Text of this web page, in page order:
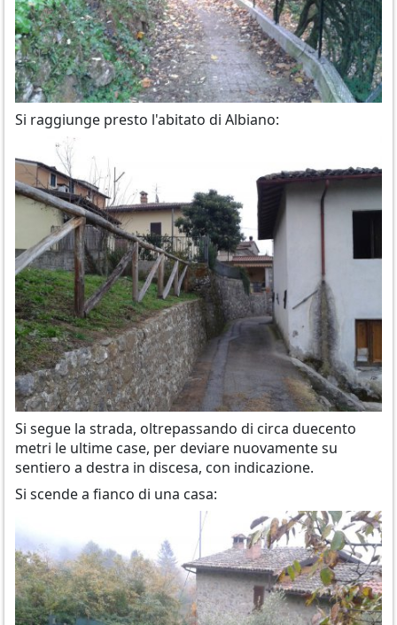
Si raggiunge presto l'abitato di Albiano:
Si segue la strada, oltrepassando di circa duecento
metri le ultime case, per deviare nuovamente su
sentiero a destra in discesa, con indicazione.
Si scende a fianco di una casa: